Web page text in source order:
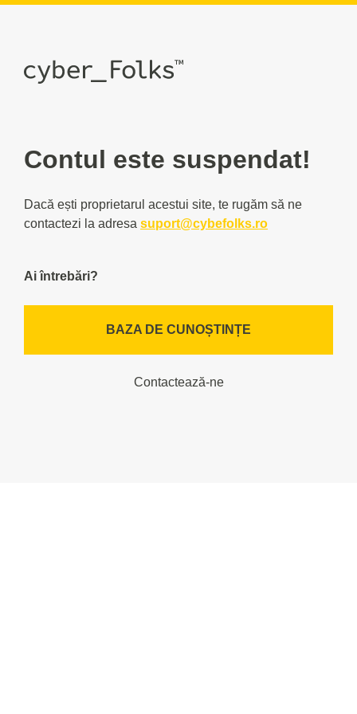
Contul este suspendat!
Dacă ești proprietarul acestui site, te rugăm să ne
contactezi la adresa suport@cybefolks.ro
Ai întrebări?
BAZA DE CUNOȘTINȚE
Contactează-ne